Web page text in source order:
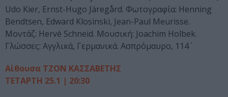
Udo Kier, Ernst-Hugo Järegård. Φωτογραφία: Henning
Bendtsen, Edward Klosinski, Jean-Paul Meurisse.
Μοντάζ: Hervé Schneid. Μουσική: Joachim Holbek.
Γλώσσες: Αγγλικά, Γερμανικά. Ασπρόμαυρο, 114΄
Αίθουσα ΤΖΟΝ ΚΑΣΣΑΒΕΤΗΣ
ΤΕΤΑΡΤΗ 25.1 | 20:30